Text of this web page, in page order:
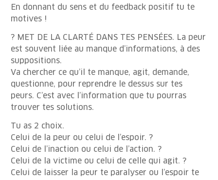
En donnant du sens et du feedback positif tu te
motives !
? MET DE LA CLARTÉ DANS TES PENSÉES. La peur
est souvent liée au manque d’informations, à des
suppositions.
Va chercher ce qu’il te manque, agit, demande,
questionne, pour reprendre le dessus sur tes
peurs. C’est avec l’information que tu pourras
trouver tes solutions.
Tu as 2 choix.
Celui de la peur ou celui de l’espoir. ?
Celui de l’inaction ou celui de l’action. ?
Celui de la victime ou celui de celle qui agit. ?
Celui de laisser la peur te paralyser ou l’espoir te